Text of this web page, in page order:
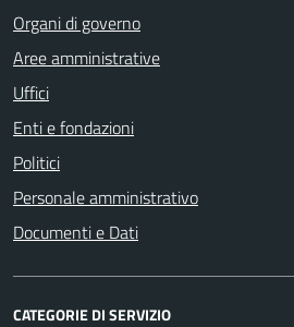
Organi di governo
Aree amministrative
Uffici
Enti e fondazioni
Politici
Personale amministrativo
Documenti e Dati
CATEGORIE DI SERVIZIO